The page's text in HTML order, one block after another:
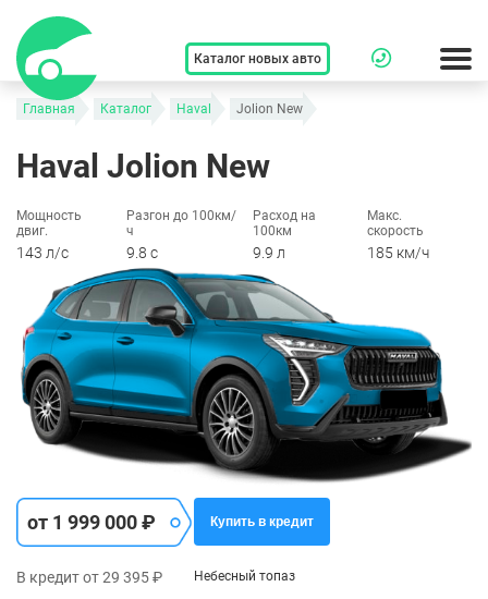
Каталог новых авто
Главная Каталог Haval Jolion New
Haval Jolion New
Мощность
двиг.
143 л/c
Разгон до 100км/
ч
9.8 c
Расход на
100км
9.9 л
Макс.
скорость
185 км/ч
от 1 999 000 ₽
В кредит от 29 395 ₽
Купить в кредит
Небесный топаз